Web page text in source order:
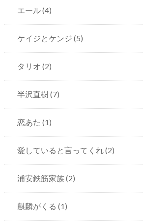
エール(4)
ケイジとケンジ (5)
タリオ (2)
半沢直樹(7)
恋あた (1)
愛していると言ってくれ(2)
浦安鉄筋家族(2)
麒麟がくる (1)